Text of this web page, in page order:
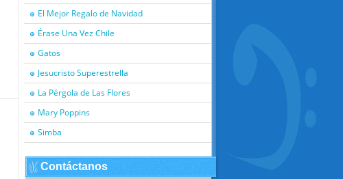
El Mejor Regalo de Navidad
Érase Una Vez Chile
Gatos
Jesucristo Superestrella
La Pérgola de Las Flores
Mary Poppins
Simba
Contáctanos